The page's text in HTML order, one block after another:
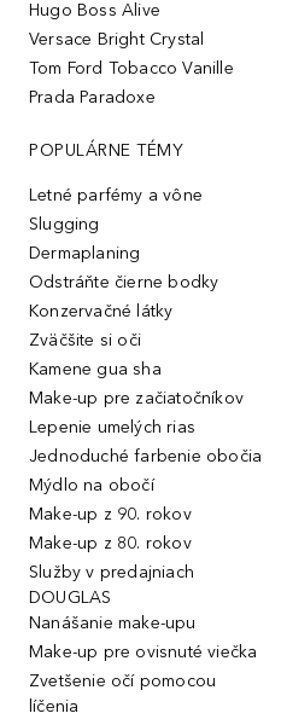
Hugo Boss Alive
Versace Bright Crystal
Tom Ford Tobacco Vanille
Prada Paradoxe
POPULÁRNE TÉMY
Letné parfémy a vône
Slugging
Dermaplaning
Odstráňte čierne bodky
Konzervačné látky
Zväčšite si oči
Kamene gua sha
Make-up pre začiatočníkov
Lepenie umelých rias
Jednoduché farbenie obočia
Mýdlo na obočí
Make-up z 90. rokov
Make-up z 80. rokov
Služby v predajniach
DOUGLAS
Nanášanie make-upu
Make-up pre ovisnuté viečka
Zvetšenie očí pomocou
líčenia